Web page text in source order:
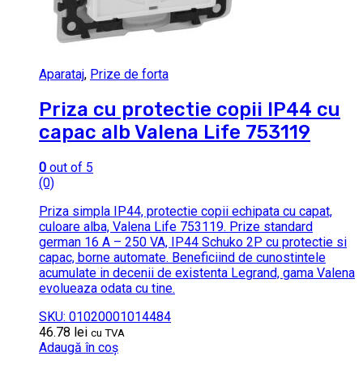
Aparataj, Prize de forta
Priza cu protectie copii IP44 cu
capac alb Valena Life 753119
0 out of 5
(0)
Priza simpla IP44, protectie copii echipata cu capat,
culoare alba, Valena Life 753119. Prize standard
german 16 A – 250 VA, IP44 Schuko 2P cu protectie si
capac, borne automate. Beneficiind de cunostintele
acumulate in decenii de existenta Legrand, gama Valena
evolueaza odata cu tine.
SKU: 01020001014484
46.78 lei cu TVA
Adaugă în coș